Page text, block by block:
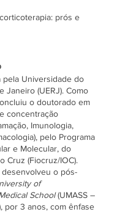
prós e
pela Universidade do
Janeiro (UERJ). Como
o doutorado em
concentração
Imunologia,
pelo Programa
e Molecular, do
Cruz (Fiocruz/IOC).
o pós-
of
School(UMASS –
por 3 anos, com ênfase